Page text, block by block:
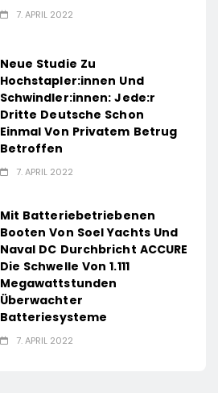
7. APRIL 2022
Neue Studie Zu
Hochstapler:innen Und
Schwindler:innen: Jede:r
Dritte Deutsche Schon
Einmal Von Privatem Betrug
Betroffen
7. APRIL 2022
Mit Batteriebetriebenen
Booten Von Soel Yachts Und
Naval DC Durchbricht ACCURE
Die Schwelle Von 1.111
Megawattstunden
Überwachter
Batteriesysteme
7. APRIL 2022